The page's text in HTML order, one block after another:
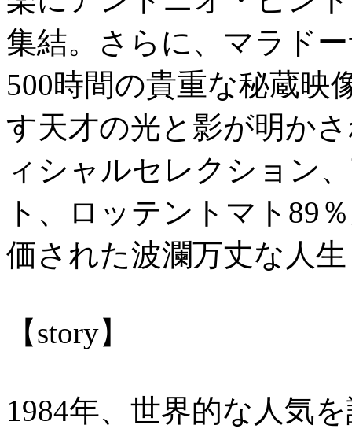
集結。さらに、マラド
500時間の貴重な秘蔵映
す天才の光と影が明か
ィシャルセレクション
ト、ロッテントマト89
価された波瀾万丈な人
【story】
1984年、世界的な人気